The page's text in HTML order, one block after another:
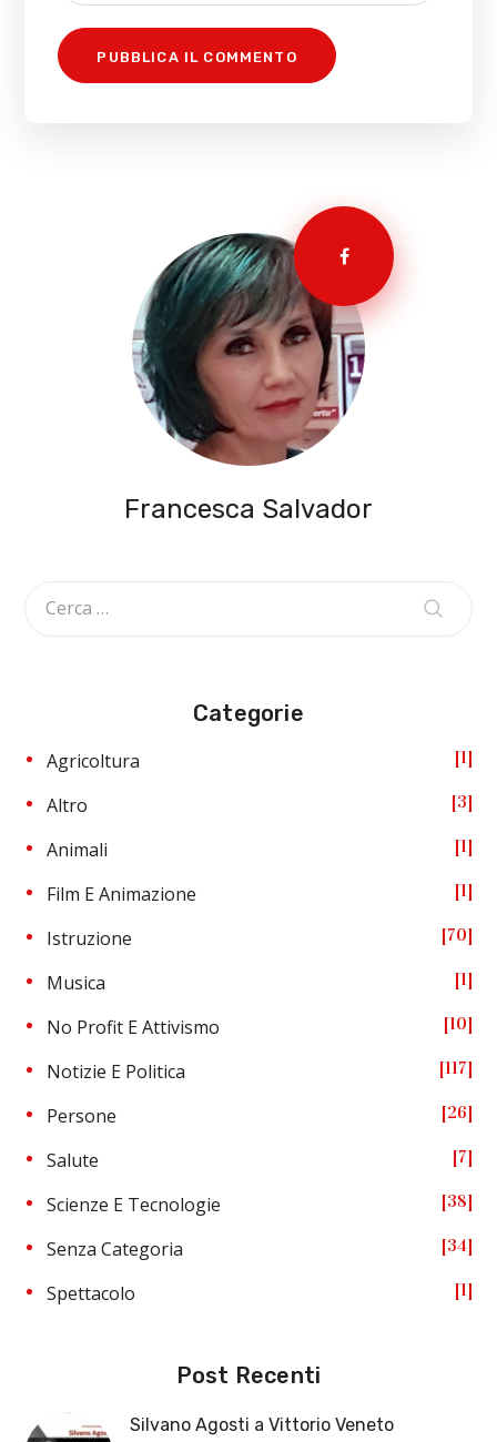
Francesca Salvador
Categorie
Agricoltura 1
Altro 3
Animali 1
Film E Animazione 1
Istruzione 70
Musica 1
No Profit E Attivismo 10
Notizie E Politica 117
Persone 26
Salute 7
Scienze E Tecnologie 38
Senza Categoria 34
Spettacolo 1
Post Recenti
Silvano Agosti a Vittorio Veneto